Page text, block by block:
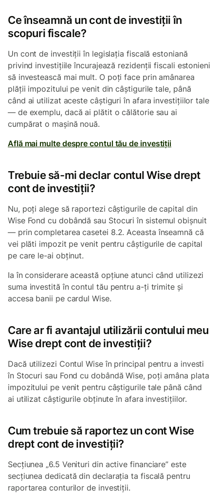
Ce înseamnă un cont de investiții în
scopuri fiscale?
Un cont de investiții în legislația fiscală estoniană
privind investițiile încurajează rezidenții fiscali estonieni
să investească mai mult. O poți face prin amânarea
plății impozitului pe venit din câștigurile tale, până
când ai utilizat aceste câștiguri în afara investițiilor tale
— de exemplu, dacă ai plătit o călătorie sau ai
cumpărat o mașină nouă.
Află mai multe despre contul tău de investiții
Trebuie să-mi declar contul Wise drept
cont de investiții?
Nu, poți alege să raportezi câștigurile de capital din
Wise Fond cu dobândă sau Stocuri în sistemul obișnuit
— prin completarea casetei 8.2. Aceasta înseamnă că
vei plăti impozit pe venit pentru câștigurile de capital
pe care le-ai obținut.
Ia în considerare această opțiune atunci când utilizezi
suma investită în contul tău pentru a-ți trimite și
accesa banii pe cardul Wise.
Care ar fi avantajul utilizării contului meu
Wise drept cont de investiții?
Dacă utilizezi Contul Wise în principal pentru a investi
în Stocuri sau Fond cu dobândă Wise, poți amâna plata
impozitului pe venit pentru câștigurile tale până când
ai utilizat câștigurile obținute în afara investițiilor.
Cum trebuie să raportez un cont Wise
drept cont de investiții?
Secțiunea „6.5 Venituri din active financiare” este
secțiunea dedicată din declarația ta fiscală pentru
raportarea conturilor de investiții.